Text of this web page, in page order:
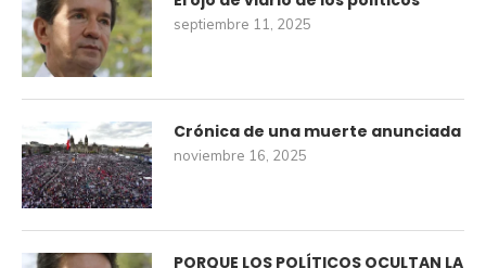
septiembre 11, 2025
Crónica de una muerte anunciada
noviembre 16, 2025
PORQUE LOS POLÍTICOS OCULTAN LA